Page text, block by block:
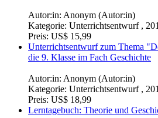
Autor:in: Anonym (Autor:in)
Kategorie: Unterrichtsentwurf ,
Preis: US$ 15,99
Unterrichtsentwurf zum Thema
die 9. Klasse im Fach Geschichte
Autor:in: Anonym (Autor:in)
Kategorie: Unterrichtsentwurf ,
Preis: US$ 18,99
Lerntagebuch: Theorie und